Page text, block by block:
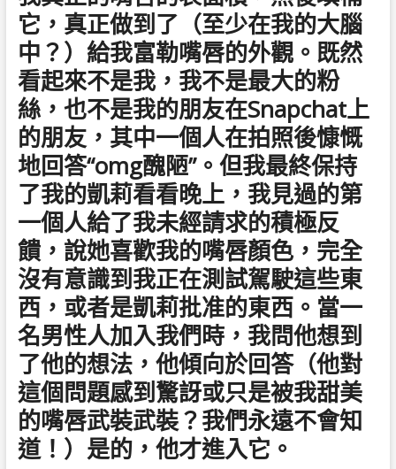
它，真正做到了（至少在我的大腦
中？）給我富勒嘴唇的外觀。既然
看起來不是我，我不是最大的粉
絲，也不是我的朋友在Snapchat上
的朋友，其中一個人在拍照後慷慨
地回答“omg醜陋”。但我最終保持
了我的凱莉看看晚上，我見過的第
一個人給了我未經請求的積極反
饋，說她喜歡我的嘴唇顏色，完全
沒有意識到我正在測試駕駛這些東
西，或者是凱莉批准的東西。當一
名男性人加入我們時，我問他想到
了他的想法，他傾向於回答（他對
這個問題感到驚訝或只是被我甜美
的嘴唇武裝武裝？我們永遠不會知
道！）是的，他才進入它。